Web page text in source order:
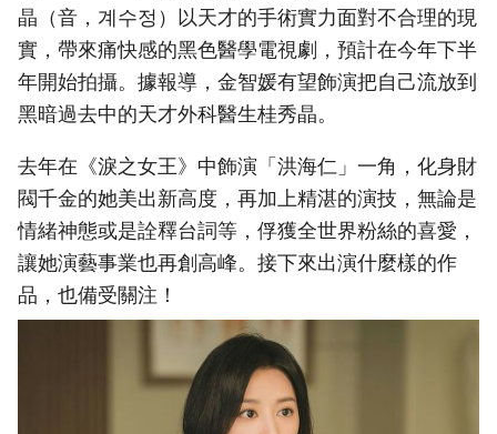
晶（音，계수정）以天才的手術實力面對不合理的現
實，帶來痛快感的黑色醫學電視劇，預計在今年下半
年開始拍攝。據報導，金智媛有望飾演把自己流放到
黑暗過去中的天才外科醫生桂秀晶。
去年在《淚之女王》中飾演「洪海仁」一角，化身財
閥千金的她美出新高度，再加上精湛的演技，無論是
情緒神態或是詮釋台詞等，俘獲全世界粉絲的喜愛，
讓她演藝事業也再創高峰。接下來出演什麼樣的作
品，也備受關注！